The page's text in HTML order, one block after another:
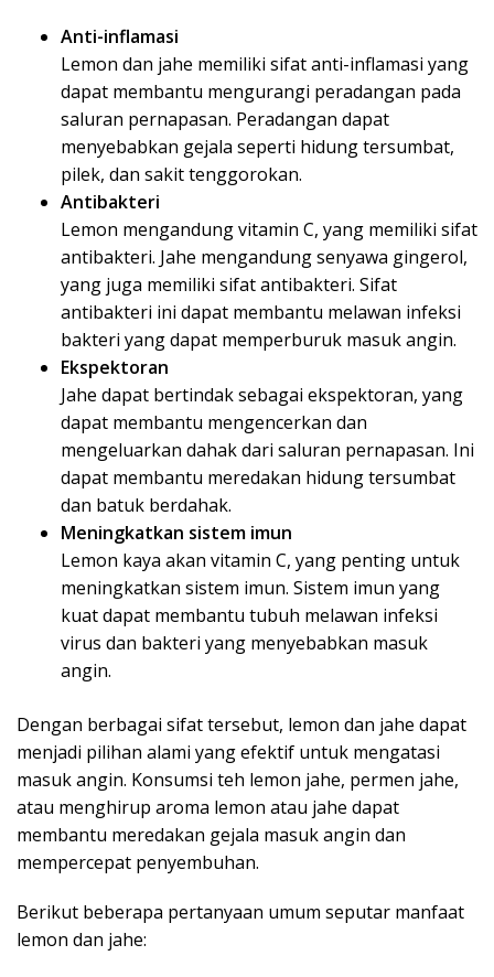
Anti-inflamasi
Lemon dan jahe memiliki sifat anti-inflamasi yang
dapat membantu mengurangi peradangan pada
saluran pernapasan. Peradangan dapat
menyebabkan gejala seperti hidung tersumbat,
pilek, dan sakit tenggorokan.
Antibakteri
Lemon mengandung vitamin C, yang memiliki sifat
antibakteri. Jahe mengandung senyawa gingerol,
yang juga memiliki sifat antibakteri. Sifat
antibakteri ini dapat membantu melawan infeksi
bakteri yang dapat memperburuk masuk angin.
Ekspektoran
Jahe dapat bertindak sebagai ekspektoran, yang
dapat membantu mengencerkan dan
mengeluarkan dahak dari saluran pernapasan. Ini
dapat membantu meredakan hidung tersumbat
dan batuk berdahak.
Meningkatkan sistem imun
Lemon kaya akan vitamin C, yang penting untuk
meningkatkan sistem imun. Sistem imun yang
kuat dapat membantu tubuh melawan infeksi
virus dan bakteri yang menyebabkan masuk
angin.
Dengan berbagai sifat tersebut, lemon dan jahe dapat
menjadi pilihan alami yang efektif untuk mengatasi
masuk angin. Konsumsi teh lemon jahe, permen jahe,
atau menghirup aroma lemon atau jahe dapat
membantu meredakan gejala masuk angin dan
mempercepat penyembuhan.
Berikut beberapa pertanyaan umum seputar manfaat
lemon dan jahe: